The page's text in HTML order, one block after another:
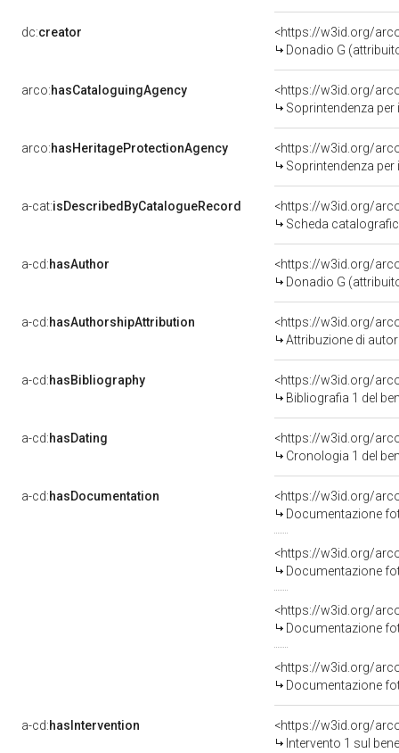
dc:creator
<https://w3id.org/
Donadio G
arco:hasCataloguingAgency
<https://w3id.org/
Soprintendenza
arco:hasHeritageProtectionAgency
<https://w3id.org/
Soprintendenza
a-cat:isDescribedByCatalogueRecord
<https://w3id.org/
Scheda
a-cd:hasAuthor
<https://w3id.org/
Donadio G
a-cd:hasAuthorshipAttribution
<https://w3id.org/
Attribuzione di
a-cd:hasBibliography
<https://w3id.org/
Bibliografia 1 del
a-cd:hasDating
<https://w3id.org/
Cronologia 1 del
a-cd:hasDocumentation
Documentazione
Documentazione
Documentazione
Documentazione
a-cd:hasIntervention
<https://w3id.org/
Intervento 1 sul